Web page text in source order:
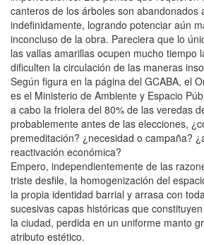
canteros de los árboles son abandonados
indefinidamente, logrando potenciar aún
inconcluso de la obra. Pareciera que lo
las vallas amarillas ocupen mucho tiempo
dificulten la circulación de las maneras
Según figura en la página del GCABA, el
es el Ministerio de Ambiente y Espacio
a cabo la friolera del 80% de las veredas
probablemente antes de las elecciones,
premeditación? ¿necesidad o campaña?
reactivación económica?
Empero, independientemente de las
triste desfile, la homogenización del
la propia identidad barrial y arrasa con
sucesivas capas históricas que
la ciudad, perdida en un uniforme manto
atributo estético.